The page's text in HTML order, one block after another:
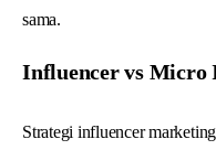
sama.
Influencer vs Micro
Strategi influencer